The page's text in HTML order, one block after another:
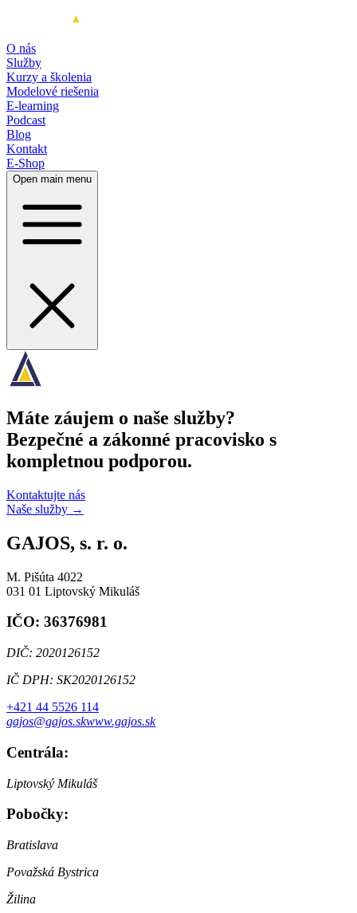
O nás
Služby
Kurzy a školenia
Modelové riešenia
E-learning
Podcast
Blog
Kontakt
E-Shop
Open main menu
Máte záujem o naše služby?
Bezpečné a zákonné pracovisko s
kompletnou podporou.
Kontaktujte nás
Naše služby →
GAJOS, s. r. o.
M. Pišúta 4022
031 01 Liptovský Mikuláš
IČO: 36376981
DIČ: 2020126152
IČ DPH: SK2020126152
+421 44 5526 114
gajos@gajos.skwww.gajos.sk
Centrála:
Liptovský Mikuláš
Pobočky:
Bratislava
Považská Bystrica
Žilina